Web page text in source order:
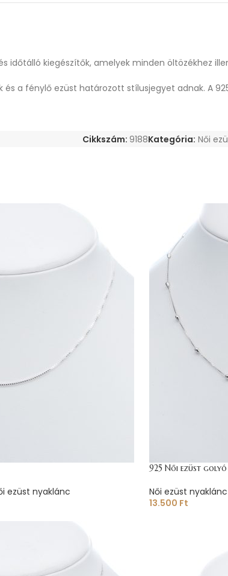
időtálló kiegészítők, amelyek minden öltözékhez
a fénylő ezüst határozott stílusjegyet adnak. A
Cikkszám: 9188Kategória: Női
ezüst nyaklánc
925 Női ezüst
Női ezüst nyaklánc
13.500 Ft